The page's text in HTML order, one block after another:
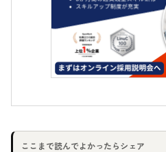
ここまで読んでよかったらシェア